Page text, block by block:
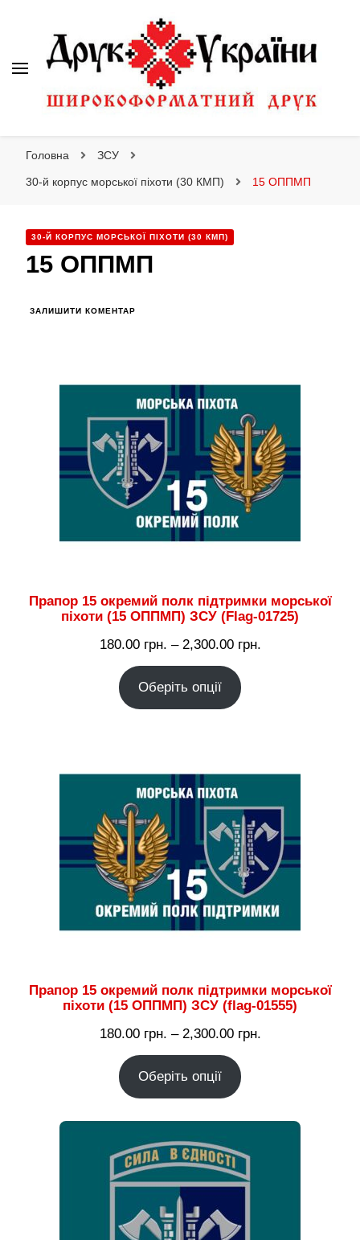
Головна ЗСУ
30-й корпус морської піхоти (30 КМП) 15 ОППМП
30-Й КОРПУС МОРСЬКОЇ ПІХОТИ (30 КМП)
15 ОППМП
ЗАЛИШИТИ КОМЕНТАР
Прапор 15 окремий полк підтримки морської
піхоти (15 ОППМП) ЗСУ (Flag-01725)
180.00 грн. – 2,300.00 грн.Діапазон
Оберіть опції
Прапор 15 окремий полк підтримки морської
піхоти (15 ОППМП) ЗСУ (flag-01555)
180.00 грн. – 2,300.00 грн.Діапазон
до
Оберіть опції